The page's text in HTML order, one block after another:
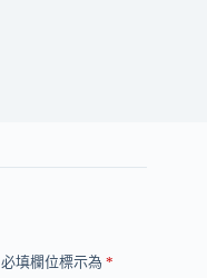
必填欄位標示為 *